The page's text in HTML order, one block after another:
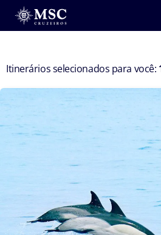
Nome
*
Sobrenome
mail
Itinerários selecionados para você: